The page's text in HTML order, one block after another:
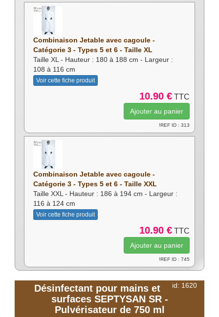
Combinaison Jetable avec cagoule -
Catégorie 3 - Types 5 et 6 - Taille XL
Taille XL - Hauteur : 180 à 188 cm - Largeur :
108 à 116 cm
Voir cette fiche produit
10.90 € TTC
!REF ID : 313
Combinaison Jetable avec cagoule -
Catégorie 3 - Types 5 et 6 - Taille XXL
Taille XXL - Hauteur : 186 à 194 cm - Largeur :
116 à 124 cm
Voir cette fiche produit
10.90 € TTC
!REF ID : 745
id: 1620
Désinfectant pour mains et
surfaces SEPTYSAN SR -
Pulvérisateur de 750 ml